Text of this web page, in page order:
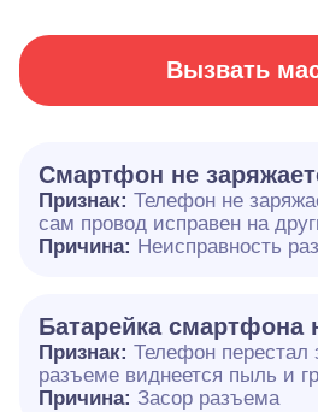
Вызвать
Смартфон не
Признак: Телефон не
сам провод исправен на
Причина: Неисправность
Батарейка смартфона
Признак: Телефон перестал
разъеме виднеется пыль и
Причина: Засор разъема